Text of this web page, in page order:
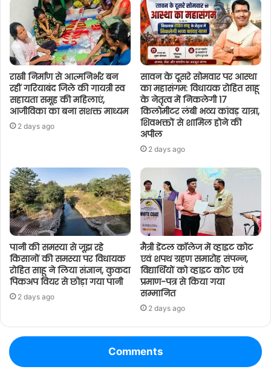
राखी निर्माण से आत्मनिर्भर बन
रहीं गरियाबंद जिले की गायत्री स्व
सहायता समूह की महिलाएं,
आजीविका का बना सशक्त माध्यम
2 days ago
सावन के दूसरे सोमवार पर आस्था
का महासंगम: विधायक रोहित साहू
के नेतृत्व में निकलेगी 17
किलोमीटर लंबी भव्य कांवड़ यात्रा,
शिवभक्तों से शामिल होने की
अपील
2 days ago
पानी की समस्या से जूझ रहे
किसानों की समस्या पर विधायक
रोहित साहू ने लिया संज्ञान, कुकदा
पिकअप वियर से छोड़ा गया पानी
2 days ago
मैत्री डेंटल कॉलेज में व्हाइट कोट
एवं शपथ ग्रहण समारोह संपन्न,
विद्यार्थियों को व्हाइट कोट एवं
प्रमाण-पत्र से किया गया
सम्मानित
2 days ago
Comments